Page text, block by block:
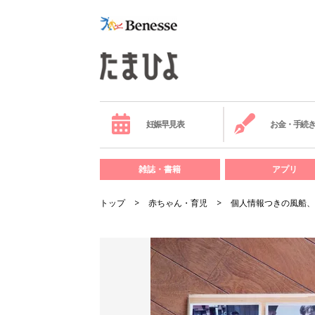
妊娠早見表 お金・手続き
雑誌・書籍 アプリ
トップ 赤ちゃん・育児 個人情報つきの風船